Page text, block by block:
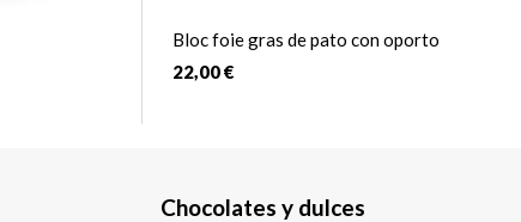
Bloc foie gras de pato con oporto
22,00 €
Chocolates y dulces